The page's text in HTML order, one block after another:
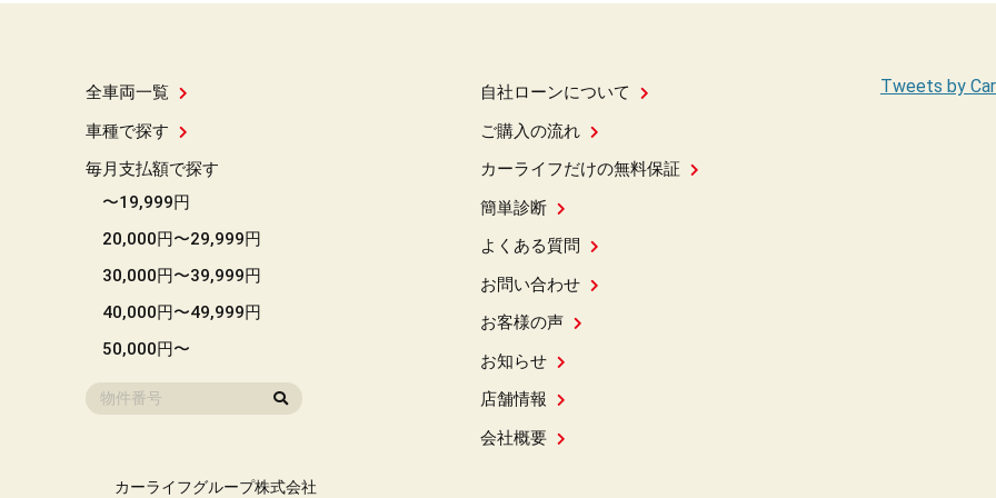
全車両一覧
車種で探す
毎月支払額で探す
〜19,999円
20,000円〜29,999円
30,000円〜39,999円
40,000円〜49,999円
50,000円〜
自社ローンについて
ご購入の流れ
カーライフだけの無料保証
簡単診断
よくある質問
お問い合わせ
お客様の声
お知らせ
店舗情報
会社概要
Tweets by
カーライフグループ株式会社